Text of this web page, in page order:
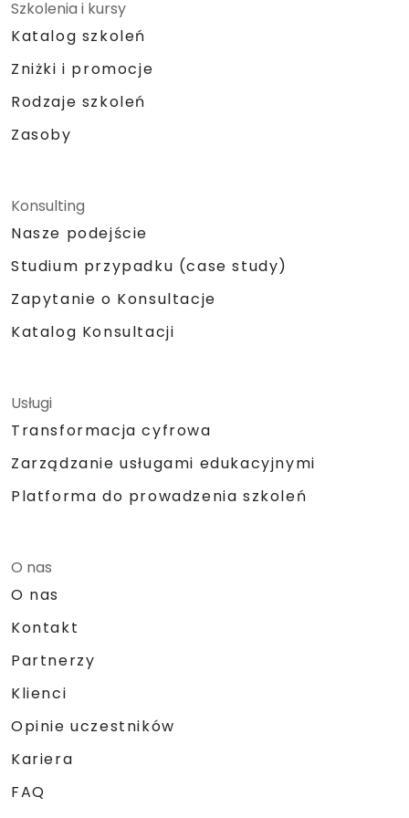
Szkolenia i kursy
Katalog szkoleń
Zniżki i promocje
Rodzaje szkoleń
Zasoby
Konsulting
Nasze podejście
Studium przypadku (case study)
Zapytanie o Konsultacje
Katalog Konsultacji
Usługi
Transformacja cyfrowa
Zarządzanie usługami edukacyjnymi
Platforma do prowadzenia szkoleń
O nas
O nas
Kontakt
Partnerzy
Klienci
Opinie uczestników
Kariera
FAQ